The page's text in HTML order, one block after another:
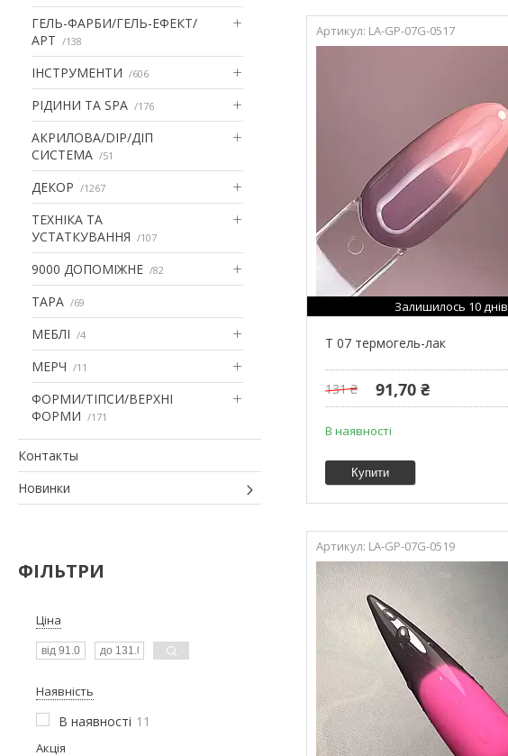
ГЕЛЬ-ФАРБИ/ГЕЛЬ-ЕФЕКТ/
АРТ
138
ІНСТРУМЕНТИ 606
РІДИНИ ТА SPA 176
АКРИЛОВА/DIP/ДІП
СИСТЕМА
51
ДЕКОР 1267
ТЕХНІКА ТА
УСТАТКУВАННЯ
107
9000 ДОПОМІЖНЕ 82
ТАРА 69
МЕБЛІ 4
МЕРЧ 11
ФОРМИ/ТІПСИ/ВЕРХНІ
ФОРМИ
171
Контакты
Новинки
ФІЛЬТРИ
Ціна
Наявність
В наявності 11
Акція
LA-GP-07G-0517
Залишилось 10 днів
T 07 термогель-лак
131 ₴ 91,70 ₴
В наявності
Купити
LA-GP-07G-0519